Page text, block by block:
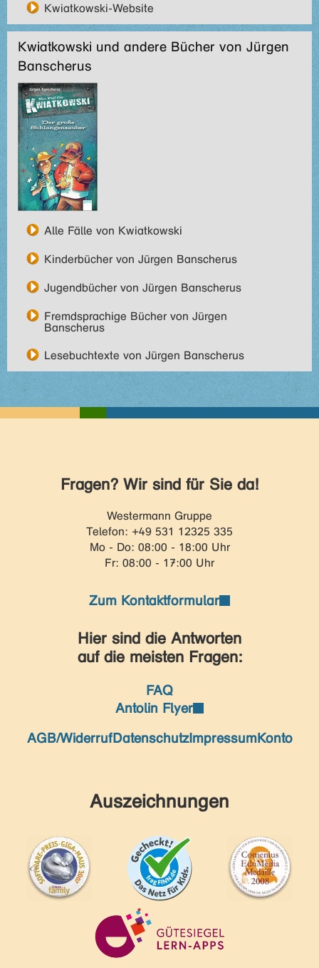
Kwiatkowski-Website
Kwiatkowski und andere Bücher von Jürgen
Banscherus
Alle Fälle von Kwiatkowski
Kinderbücher von Jürgen Banscherus
Jugendbücher von Jürgen Banscherus
Fremdsprachige Bücher von Jürgen
Banscherus
Lesebuchtexte von Jürgen Banscherus